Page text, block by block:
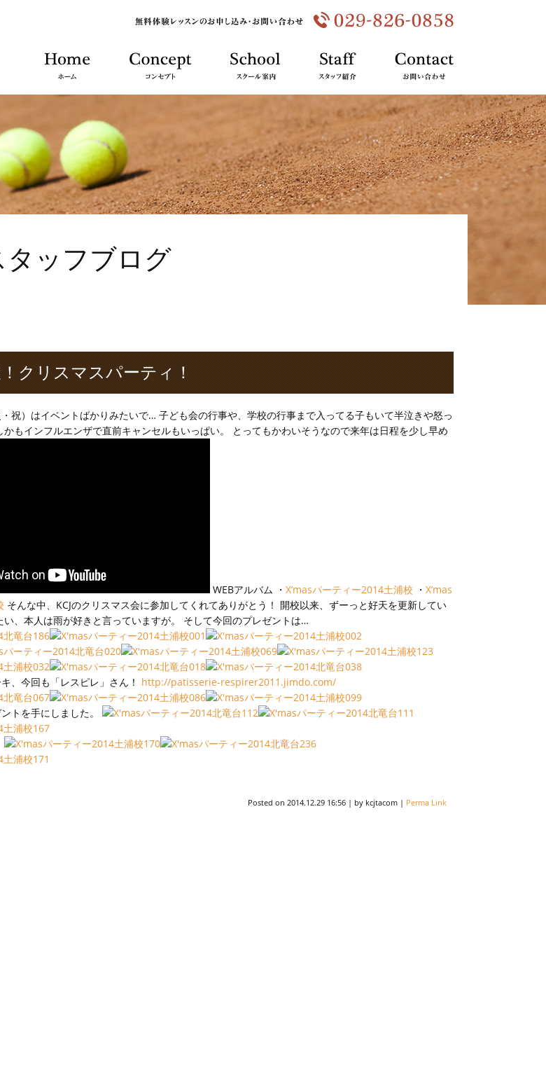
タッフブログ
クリスマスパーティ！
祝）はイベントばかりみたいで… 子ども会の行事や、学校の行事まで入ってる子もいて半泣きや怒っ
もインフルエンザで直前キャンセルもいっぱい。 とってもかわいそうなので来年は日程を少し早め
WEBアルバム ・ X’masパーティー2014土浦校 ・ X’mas
そんな中、KCJのクリスマス会に参加してくれてありがとう！ 開校以来、ずーっと好天を更新してい
い、本人は雨が好きと言っていますが。 そして今回のプレゼントは…
、今回も「レスピレ」さん！ http://patisserie-respirer2011.jimdo.com/
トを手にしました。
Posted on 2014.12.29 16:56 | by kcjtacom | Perma Link